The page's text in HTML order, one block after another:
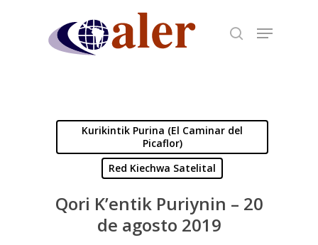
Kurikintik Purina (El Caminar del
Picaflor)
Red Kiechwa Satelital
Qori K’entik Puriynin – 20
de agosto 2019